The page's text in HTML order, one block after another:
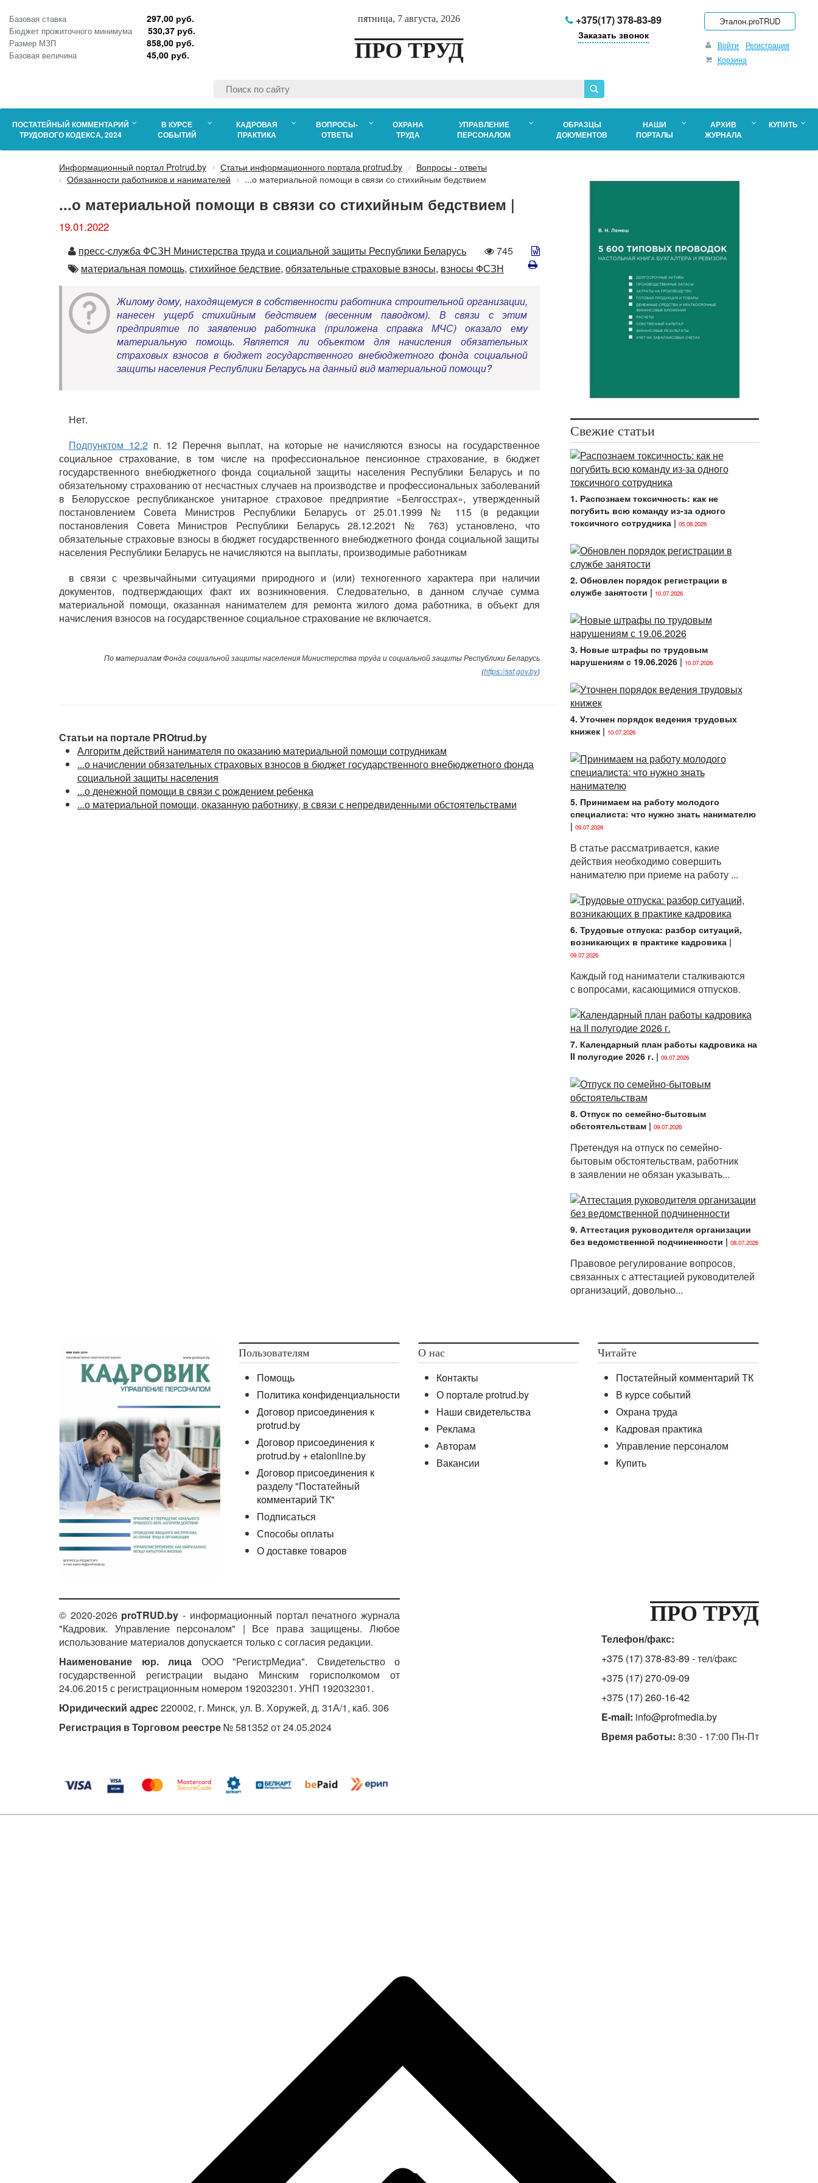
Базовая ставка 297,00 руб.
Бюджет прожиточного минимума 530,37 руб.
Размер МЗП 858,00 руб.
Базовая величина 45,00 руб.
пятница, 7 августа, 2026
ПРО ТРУД
+375(17) 378-83-89
Заказать звонок
Эталон.proTRUD
Войти
Регистрация
Корзина
ПОСТАТЕЙНЫЙ КОММЕНТАРИЙ
ТРУДОВОГО КОДЕКСА, 2024
В КУРСЕ
СОБЫТИЙ
КАДРОВАЯ
ПРАКТИКА
ВОПРОСЫ-
ОТВЕТЫ
ОХРАНА
ТРУДА
УПРАВЛЕНИЕ
ПЕРСОНАЛОМ
ОБРАЗЦЫ
ДОКУМЕНТОВ
НАШИ
ПОРТАЛЫ
АРХИВ
ЖУРНАЛА
КУПИТЬ
Информационный портал Protrud.by Статьи информационного портала protrud.by
Вопросы - ответы
Обязанности работников и нанимателей
...о материальной помощи в связи со стихийным бедствием
...о материальной помощи в связи со стихийным бедствием |
19.01.2022
Автор
пресс-служба ФСЗН Министерства труда и социальной защиты Республики Беларусь
Количество
просмотров
745
Автор
материальная помощь, стихийное бедствие, обязательные страховые взносы, взносы ФСЗН
Жилому дому, находящемуся в собственности работника строительной организации,
нанесен ущерб стихийным бедствием (весенним паводком). В связи с этим
предприятие по заявлению работника (приложена справка МЧС) оказало ему
материальную помощь. Является ли объектом для начисления обязательных
страховых взносов в бюджет государственного внебюджетного фонда социальной
защиты населения Республики Беларусь на данный вид материальной помощи?
Нет.
Подпунктом 12.2п. 12 Перечня выплат, на которые не начисляются взносы на государственное
социальное страхование, в том числе на профессиональное пенсионное страхование, в бюджет
государственного внебюджетного фонда социальной защиты населения Республики Беларусь и по
обязательному страхованию от несчастных случаев на производстве и профессиональных заболеваний
в Белорусское республиканское унитарное страховое предприятие «Белгосстрах», утвержденный
постановлением Совета Министров Республики Беларусь от 25.01.1999 № 115 (в редакции
постановления Совета Министров Республики Беларусь 28.12.2021 № 763) установлено, что
обязательные страховые взносы в бюджет государственного внебюджетного фонда социальной защиты
населения Республики Беларусь не начисляются на выплаты, производимые работникам
в связи с чрезвычайными ситуациями природного и (или) техногенного характера при наличии
документов, подтверждающих факт их возникновения. Следовательно, в данном случае сумма
материальной помощи, оказанная нанимателем для ремонта жилого дома работника, в объект для
начисления взносов на государственное социальное страхование не включается.
По материалам Фонда социальной защиты населения Министерства труда и социальной защиты Республики Беларусь
(https://ssf.gov.by)
Статьи на портале PROtrud.by
Алгоритм действий нанимателя по оказанию материальной помощи сотрудникам
...о начислении обязательных страховых взносов в бюджет государственного внебюджетного фонда
социальной защиты населения
...о денежной помощи в связи с рождением ребенка
...о материальной помощи, оказанную работнику, в связи с непредвиденными обстоятельствами
Свежие статьи
1. Распознаем токсичность: как не
погубить всю команду из-за одного
токсичного сотрудника| 05.08.2026
2. Обновлен порядок регистрации в
службе занятости | 10.07.2026
3. Новые штрафы по трудовым
нарушениям с 19.06.2026| 10.07.2026
4. Уточнен порядок ведения трудовых
книжек| 10.07.2026
5. Принимаем на работу молодого
специалиста: что нужно знать нанимателю
| 09.07.2026
В статье рассматривается, какие
действия необходимо совершить
нанимателю при приеме на работу ...
6. Трудовые отпуска: разбор ситуаций,
возникающих в практике кадровика|
09.07.2026
Каждый год наниматели сталкиваются
с вопросами, касающимися отпусков.
7. Календарный план работы кадровика на
II полугодие 2026 г. | 09.07.2026
8. Отпуск по семейно-бытовым
обстоятельствам| 09.07.2026
Претендуя на отпуск по семейно-
бытовым обстоятельствам, работник
в заявлении не обязан указывать...
9. Аттестация руководителя организации
без ведомственной подчиненности | 08.07.2026
Правовое регулирование вопросов,
связанных с аттестацией руководителей
организаций, довольно...
Пользователям
Помощь
Политика конфиденциальности
Договор присоединения к
protrud.by
Договор присоединения к
protrud.by + etalonline.by
Договор присоединения к
разделу "Постатейный
комментарий ТК"
Подписаться
Способы оплаты
О доставке товаров
О нас
Контакты
О портале protrud.by
Наши свидетельства
Реклама
Авторам
Вакансии
Читайте
Постатейный комментарий ТК
В курсе событий
Охрана труда
Кадровая практика
Управление персоналом
Купить
© 2020-2026 proTRUD.by - информационный портал печатного журнала
"Кадровик. Управление персоналом" | Все права защищены. Любое
использование материалов допускается только с согласия редакции.
Наименование юр. лица ООО "РегистрМедиа". Свидетельство о
государственной регистрации выдано Минским горисполкомом от
24.06.2015 с регистрационным номером 192032301. УНП 192032301.
Юридический адрес220002, г. Минск, ул. В. Хоружей, д. 31А/1, каб. 306
Регистрация в Торговом реестре№ 581352 от 24.05.2024
ПРО ТРУД
Телефон/факс:
+375 (17) 378-83-89 - тел/факс
+375 (17) 270-09-09
+375 (17) 260-16-42
E-mail: info@profmedia.by
Время работы: 8:30 - 17:00 Пн-Пт